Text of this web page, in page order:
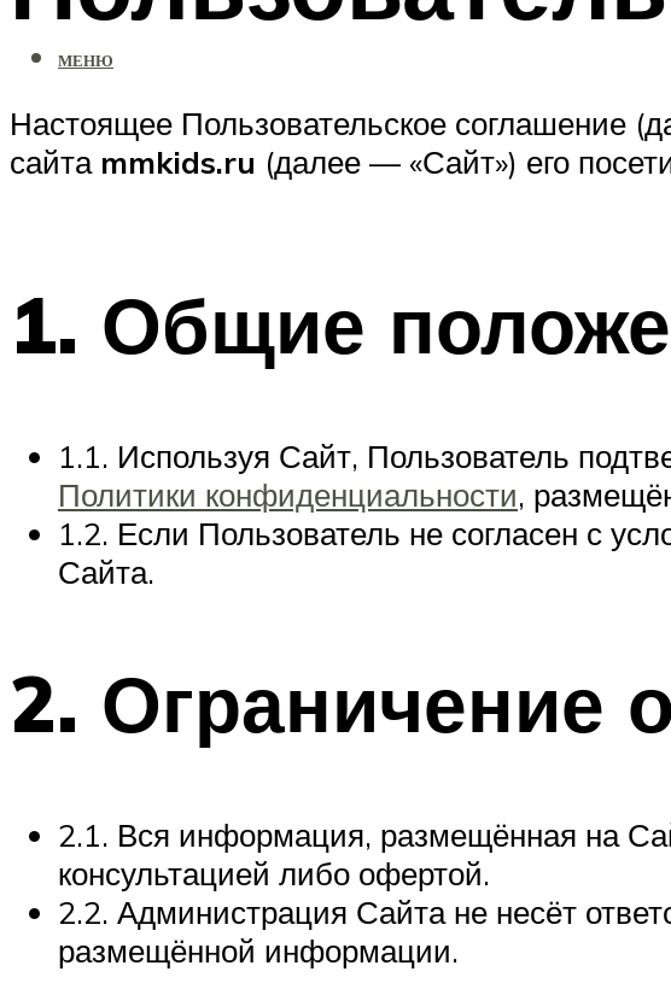
МЕНЮ
Настоящее Пользовательское соглашение
сайта mmkids.ru (далее — «Сайт») его
1. Общие
1.1. Используя Сайт, Пользователь
Политики конфиденциальности,
1.2. Если Пользователь не согласен с
Сайта.
2. Ограничение
2.1. Вся информация, размещённая на
консультацией либо офертой.
2.2. Администрация Сайта не несёт
размещённой информации.